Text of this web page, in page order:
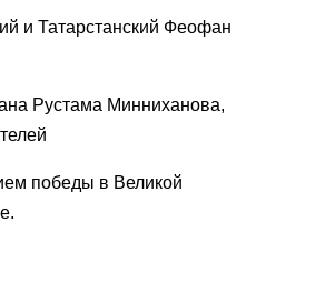
и Татарстанский Феофан
Рустама Минниханова,
победы в Великой